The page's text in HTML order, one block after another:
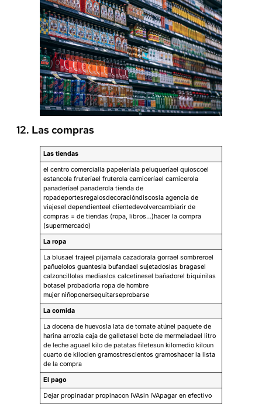
12. Las compras
Las tiendas
el centro comercialla papeleríala peluqueríael quioscoel
estancola fruteríael fruterola carniceríael carnicerola
panaderíael panaderola tienda de
ropadeportesregalosdecoracióndiscosla agencia de
viajesel dependienteel clientedevolvercambiarir de
compras = de tiendas (ropa, libros…)hacer la compra
(supermercado)
La ropa
La blusael trajeel pijamala cazadorala gorrael sombreroel
pañuelolos guantesla bufandael sujetadoslas bragasel
calzoncillolas mediaslos calcetinesel bañadorel biquinilas
botasel probadorla ropa de hombre
mujer niñoponersequitarseprobarse
La comida
La docena de huevosla lata de tomate atúnel paquete de
harina arrozla caja de galletasel bote de mermeladael litro
de leche aguael kilo de patatas filetesun kilomedio kiloun
cuarto de kilocien gramostrescientos gramoshacer la lista
de la compra
El pago
Dejar propinadar propinacon IVAsin IVApagar en efectivo